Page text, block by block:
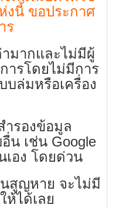
งนี้ ขอประกาศ
ร
ามากและไม่มีผู้
ารโดยไม่มีการ
บล่มหรือเครื่อง
รองข้อมูล
น เช่น Google
อง โดยด่วน
สูญหาย จะไม่มี
ห้ได้เลย